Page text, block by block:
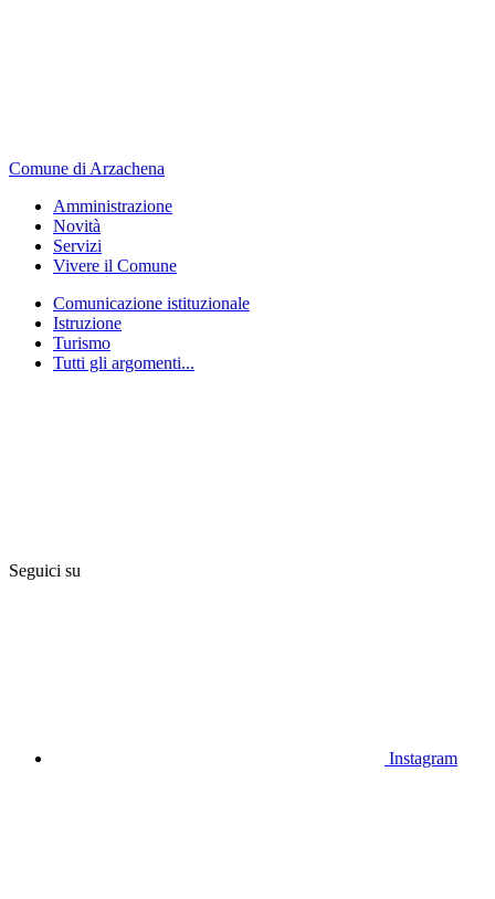
Comune di Arzachena
Amministrazione
Novità
Servizi
Vivere il Comune
Comunicazione istituzionale
Istruzione
Turismo
Tutti gli argomenti...
Seguici su
Instagram